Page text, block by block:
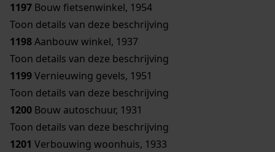
1197 Bouw fietsenwinkel, 1954
Toon details van deze beschrijving
1198Aanbouw winkel, 1937
Toon details van deze beschrijving
1199Vernieuwing gevels, 1951
Toon details van deze beschrijving
1200 Bouw autoschuur, 1931
Toon details van deze beschrijving
1201 Verbouwing woonhuis, 1933